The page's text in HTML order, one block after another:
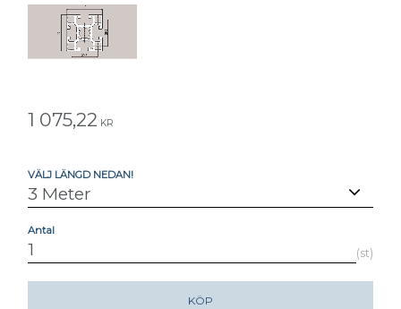
1 075,22 KR
VÄLJ LÄNGD NEDAN!
Antal
st
KÖP